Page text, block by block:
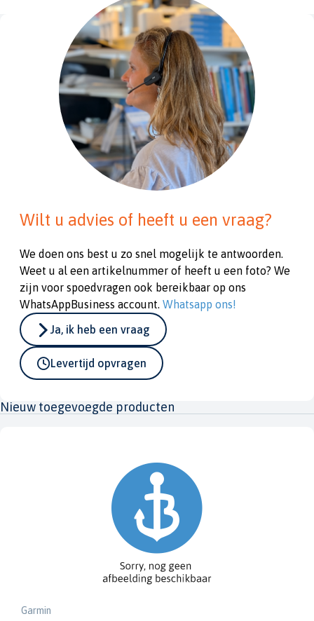
Wilt u advies of heeft u een vraag?
We doen ons best u zo snel mogelijk te antwoorden.
Weet u al een artikelnummer of heeft u een foto? We
zijn voor spoedvragen ook bereikbaar op ons
WhatsAppBusiness account. Whatsapp ons!
Ja, ik heb een vraag
Levertijd opvragen
Nieuw toegevoegde producten
Garmin